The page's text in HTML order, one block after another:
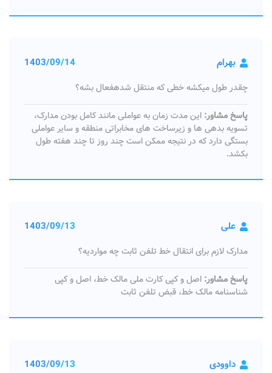
بهرام 1403/09/14
چقدر طول میکشه خطی که منتقل شدهفعال بشه؟
پاسخ مشاور: این مدت زمان به عواملی مانند کامل بودن مدارک،
تسویه بدهی ها و زیرساخت های مخابراتی منطقه و سایر عواملی
بستگی دارد که در نتیجه ممکن است چند روز تا چند هفته طول
بکشد.
علی 1403/09/13
مدارک لازم برای انتقال خط تلفن ثابت چه مواردیه؟
پاسخ مشاور: اصل و کپی کارت ملی مالک خط، اصل و کپی
شناسنامه مالک خط، قبض تلفن ثابت
داوودی 1403/09/13